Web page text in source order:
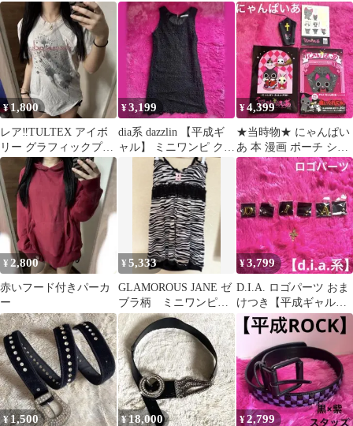
ォレット 三つ折り財布
新品未使用
ダッドスニーカー Lサ
イズ
ット【平成ギャル】ジ
ャンク品
¥1,800
レア‼️TULTEX アイボ
リー グラフィックプリ
ント Tシャツ
¥3,199
dia系 dazzlin 【平成ギ
ャル】 ミニワンピ クロ
シェ編み ワンピース
¥4,399
★当時物★ にゃんぱい
あ 本 漫画 ポーチ シー
ル【平成レトロ】にゃ
てんし
¥2,800
赤いフード付きパーカ
ー
¥5,333
GLAMOROUS JANE ゼ
ブラ柄 ミニワンピー
ス 平成ギャル Y2K
¥3,799
D.I.A. ロゴパーツ おま
けつき【平成ギャル】
dia系 ゴールド
¥ 1,500 ¥18,000 ¥2,799